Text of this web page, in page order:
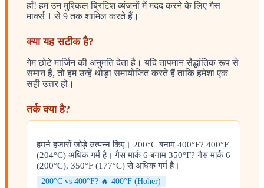
हाँ! हम उन मुश्किल ब्रिटिश व्यंजनों में मदद करने के लिए गैस
मार्क्स 1 से 9 तक शामिल करते हैं।
क्या यह सटीक है?
गेम छोटे मार्जिन की अनुमति देता है। यदि तापमान सैद्धांतिक रूप से
समान हैं, तो हम उन्हें थोड़ा समायोजित करते हैं ताकि हमेशा एक
सही उत्तर हो।
तर्क क्या है?
हमने हजारों जोड़े उत्पन्न किए। 200°C बनाम 400°F? 400°F
(204°C) अधिक गर्म है। गैस मार्क 6 बनाम 350°F? गैस मार्क 6
(200°C), 350°F (177°C) से अधिक गर्म है।
200°C vs 400°F? 🔥 400°F (Hoher)